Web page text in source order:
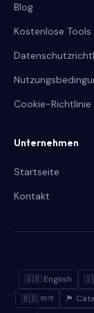
Blog
Kostenlose Tools
Cookie-Richtlinie
Unternehmen
Startseite
Kontakt
🇬🇧 English
🇧🇩 বাংলা
🏴